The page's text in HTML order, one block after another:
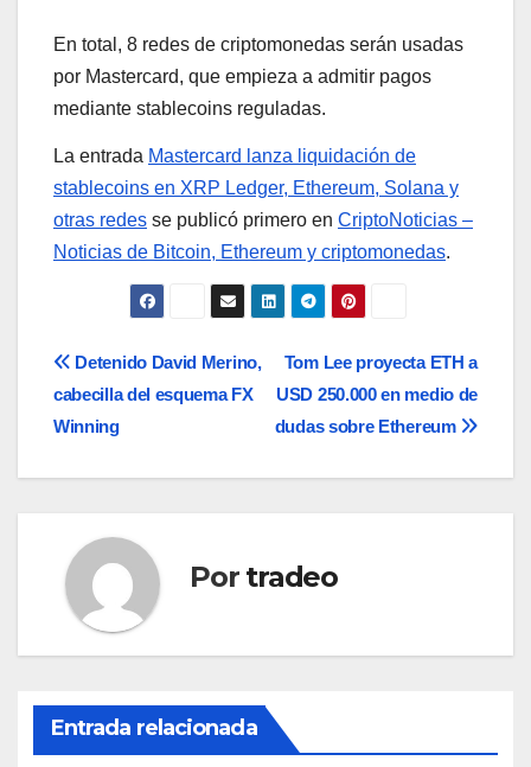
En total, 8 redes de criptomonedas serán usadas
por Mastercard, que empieza a admitir pagos
mediante stablecoins reguladas.
La entrada Mastercard lanza liquidación de
stablecoins en XRP Ledger, Ethereum, Solana y
otras redes se publicó primero en CriptoNoticias –
Noticias de Bitcoin, Ethereum y criptomonedas.
Navegación
de
entradas
Tom Lee proyecta ETH a
USD 250.000 en medio de
dudas sobre Ethereum
Detenido David Merino,
cabecilla del esquema FX
Winning
Por tradeo
Entrada relacionada